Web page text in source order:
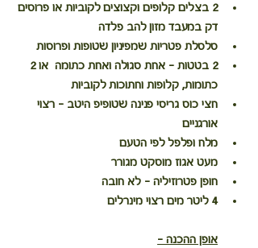
2 בצלים קלופים וקצוצים לקוביות או פרוסים
דק במעבד מזון להב פלדה
סלסלת פטריות שמפיניון שטופות ופרוסות
כתומות, קלופות וחתוכות לקוביות
חצי כוס גריסי פנינה שטופיפ היטב - רצוי
אורגניים
מלח ופלפל לפי הטעם
מעט אגוז מוסקט מגורר
חופן פטרוזיליה - לא חובה
4 ליטר מים רצוי מינרלים
אופן ההכנה -